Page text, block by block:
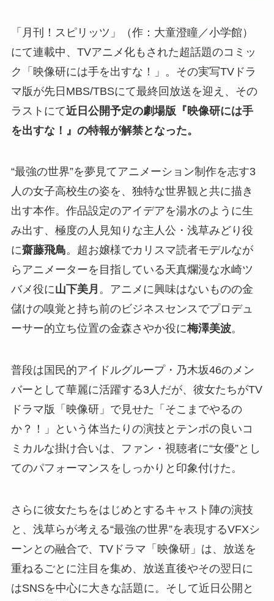
「月刊！スピリッツ」（作：大童澄瞳／小学館）
にて連載中、TVアニメ化もされた超話題のコミッ
ク「映像研には手を出すな！」。その実写TVドラ
マ版が先日MBS/TBSにて最終回放送を迎え、その
ラストにて近日公開予定の劇場版『映像研には手
を出すな！』の特報が解禁となった。
“最強の世界”を夢見てアニメーション制作を志す3
人の女子高校生の姿を、独特な世界観と共に描き
出す本作。作品設定のアイデアを湯水のように生
み出す、極度の人見知りな主人公・浅草みどり役
に齋藤飛鳥。超お嬢様でカリスマ読者モデルなが
らアニメーターを目指している天真爛漫な水崎ツ
バメ役に山下美月 。アニメに興味はないものの金
儲けの嗅覚と持ち前のビジネスセンスでプロデュ
ーサー的立ち位置の金森さやか役に梅澤美波。
普段は国民的アイドルグループ・乃木坂46のメン
バーとして華麗に活躍する3人だが、彼女たちがTV
ドラマ版「映像研」で見せた「そこまでやるの
か？！」という体当たりの演技とテンポの良いコ
ミカルな掛け合いは、ファン・視聴者に“女優”とし
てのパフォーマンスをしっかりと印象付けた。
さらに彼女たちをはじめとするキャスト陣の演技
と、浅草らが考える“最強の世界”を表現するVFXシ
ーンとの融合で、TVドラマ「映像研」は、放送を
重ねるごとに注目を集め、放送直後やその翌日に
はSNSを中心に大きな話題に。そして近日公開と